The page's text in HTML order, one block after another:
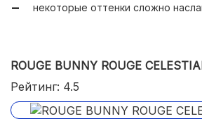
некоторые оттенки сложно
ROUGE BUNNY ROUGE
Рейтинг: 4.5